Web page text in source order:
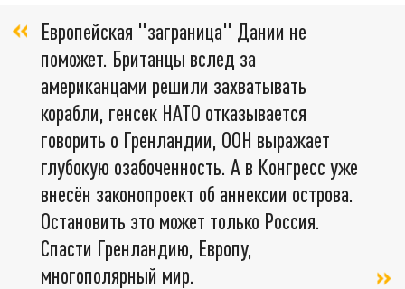
Европейская "заграница" Дании не
поможет. Британцы вслед за
американцами решили захватывать
корабли, генсек НАТО отказывается
говорить о Гренландии, ООН выражает
глубокую озабоченность. А в Конгресс уже
внесён законопроект об аннексии острова.
Остановить это может только Россия.
Спасти Гренландию, Европу,
многополярный мир.